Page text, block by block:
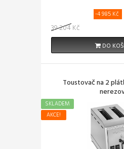
39 204 Kč
-4 985 Kč
DO
Toustovač na 2
AKCE!
SKLADEM